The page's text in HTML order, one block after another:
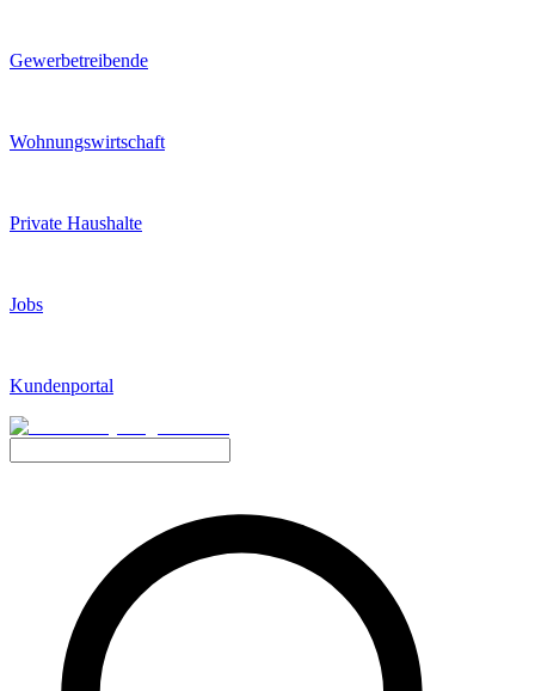
Gewerbetreibende
Wohnungswirtschaft
Private Haushalte
Jobs
Kundenportal